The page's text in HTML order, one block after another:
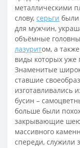
металлическими
слову, серьги были
для мужчин,
объёмные
лазуритом, а
виды которых уже
Знаменитые
ставшие
изготавливались
бусин –
больше были
закрывающие шею
массивного
спереди, служили